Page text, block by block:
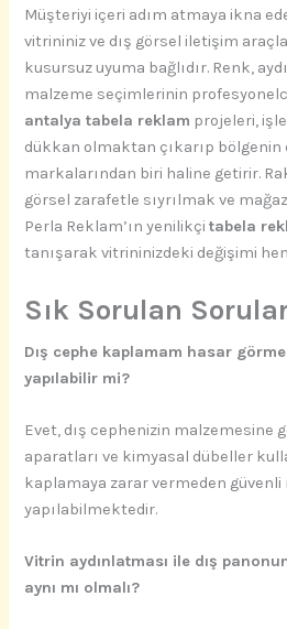
Müşteriyi içeri adım atmaya ikna
vitrininiz ve dış görsel iletişim
kusursuz uyuma bağlıdır. Renk,
malzeme seçimlerinin
antalya tabela reklam projeleri,
dükkan olmaktan çıkarıp bölgenin
markalarından biri haline getirir.
görsel zarafetle sıyrılmak ve
Perla Reklam’ın yenilikçitabela
tanışarak vitrininizdeki değişimi
Sık Sorulan
Dış cephe kaplamam hasar
yapılabilir mi?
Evet, dış cephenizin malzemesine
aparatları ve kimyasal dübeller
kaplamaya zarar vermeden
yapılabilmektedir.
Vitrin aydınlatması ile dış
aynı mı olmalı?